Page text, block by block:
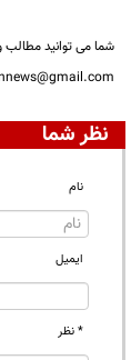
شما می توانید مطالب
نظر شما
نام
ایمیل
* نظر